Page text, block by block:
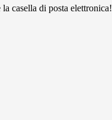
casella di posta elettronica!